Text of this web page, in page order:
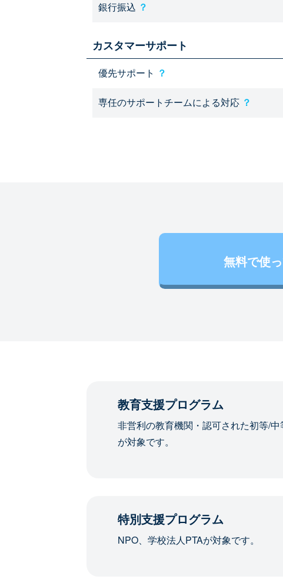
銀行振込 ？
カスタマーサポート
優先サポート ？
専任のサポートチームによる対応 ？
無料で使
教育支援プログラム
非営利の教育機関・認可された初等/
が対象です。
特別支援プログラム
NPO、学校法人PTAが対象です。